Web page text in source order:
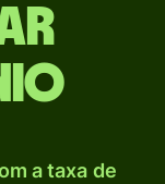
a taxa de